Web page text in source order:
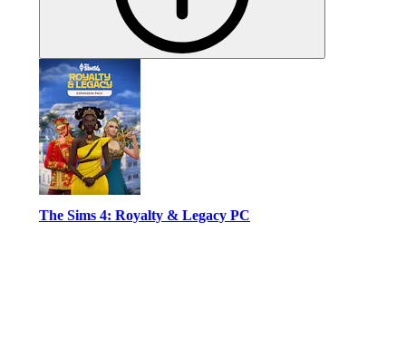
The Sims 4: Royalty & Legacy PC